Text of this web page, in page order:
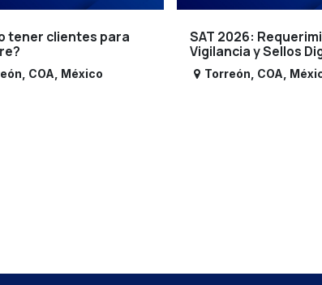
tener clientes para
COA México
SAT 2026:
Vigilancia y Sellos
Torreón COA